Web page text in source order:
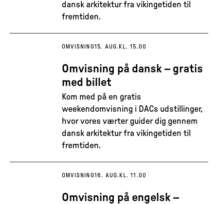
dansk arkitektur fra vikingetiden til
fremtiden.
OMVISNING15. AUG. KL. 15.00
Omvisning på dansk – gratis
med billet
Kom med på en gratis
weekendomvisning i DACs udstillinger,
hvor vores værter guider dig gennem
dansk arkitektur fra vikingetiden til
fremtiden.
OMVISNING16. AUG. KL. 11.00
Omvisning på engelsk –